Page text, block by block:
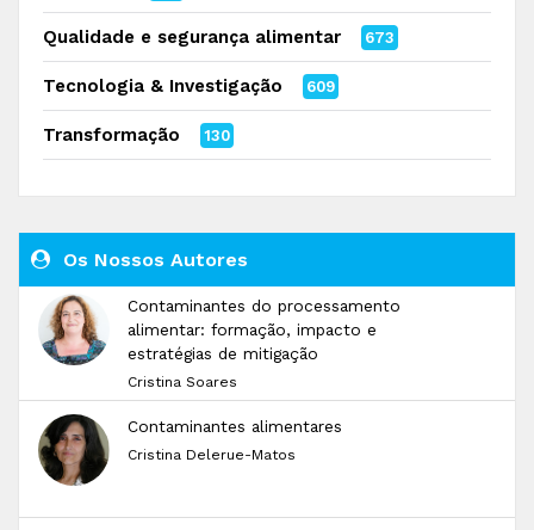
Qualidade e segurança alimentar 673
Tecnologia & Investigação 609
Transformação 130
Os Nossos Autores
Contaminantes do processamento
alimentar: formação, impacto e
estratégias de mitigação
Cristina Soares
Contaminantes alimentares
Cristina Delerue-Matos